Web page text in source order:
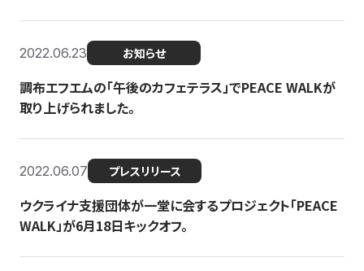
2022.06.23 お知らせ
調布エフエムの「午後のカフェテラス」でPEACE WALKが
取り上げられました。
2022.06.07 プレスリリース
ウクライナ支援団体が一堂に会するプロジェクト「PEACE
WALK」が6月18日キックオフ。